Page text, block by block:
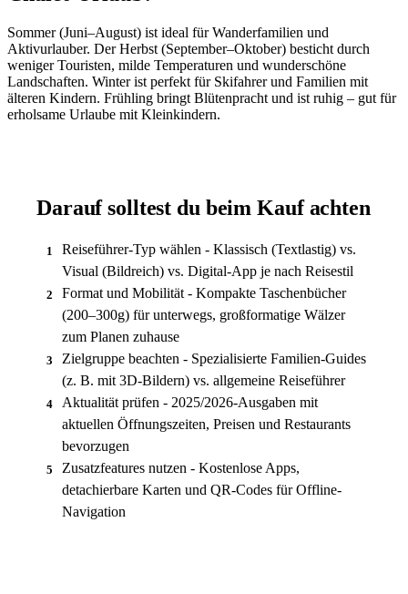
Sommer (Juni–August) ist ideal für Wanderfamilien und
Aktivurlauber. Der Herbst (September–Oktober) besticht durch
weniger Touristen, milde Temperaturen und wunderschöne
Landschaften. Winter ist perfekt für Skifahrer und Familien mit
älteren Kindern. Frühling bringt Blütenpracht und ist ruhig – gut für
erholsame Urlaube mit Kleinkindern.
Darauf solltest du beim Kauf achten
1
Reiseführer-Typ wählen - Klassisch (Textlastig) vs.
Visual (Bildreich) vs. Digital-App je nach Reisestil
2
Format und Mobilität - Kompakte Taschenbücher
(200–300g) für unterwegs, großformatige Wälzer
zum Planen zuhause
3
Zielgruppe beachten - Spezialisierte Familien-Guides
(z. B. mit 3D-Bildern) vs. allgemeine Reiseführer
4
Aktualität prüfen - 2025/2026-Ausgaben mit
aktuellen Öffnungszeiten, Preisen und Restaurants
bevorzugen
5
Zusatzfeatures nutzen - Kostenlose Apps,
detachierbare Karten und QR-Codes für Offline-
Navigation